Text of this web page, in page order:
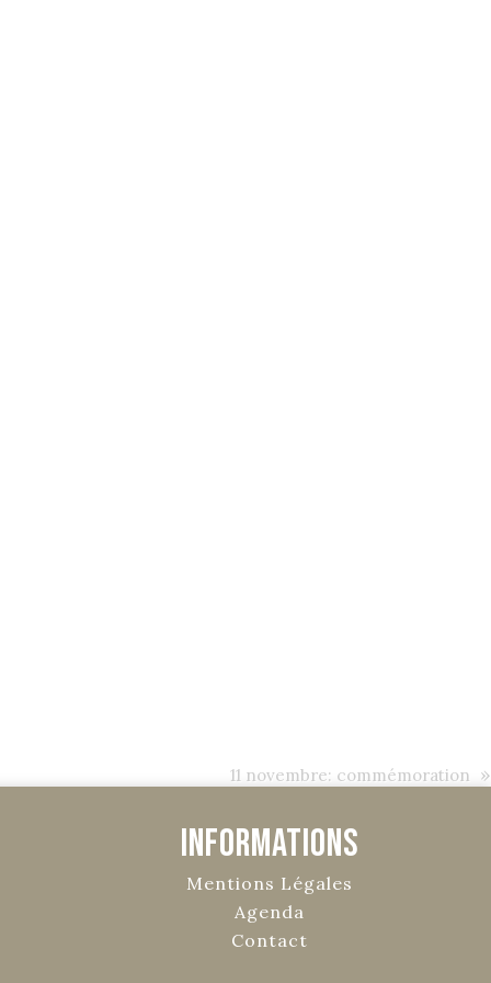
11 novembre: commémoration »
Informations
Mentions Légales
Agenda
Contact